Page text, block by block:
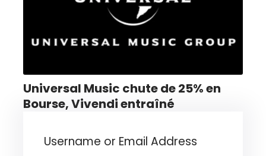
Universal Music chute de 25% en
Bourse, Vivendi entraîné
Username or Email Address